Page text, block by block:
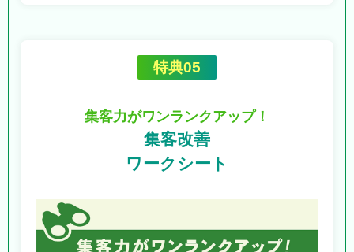
特典05
集客力がワンランクアップ！
集客改善
ワークシート